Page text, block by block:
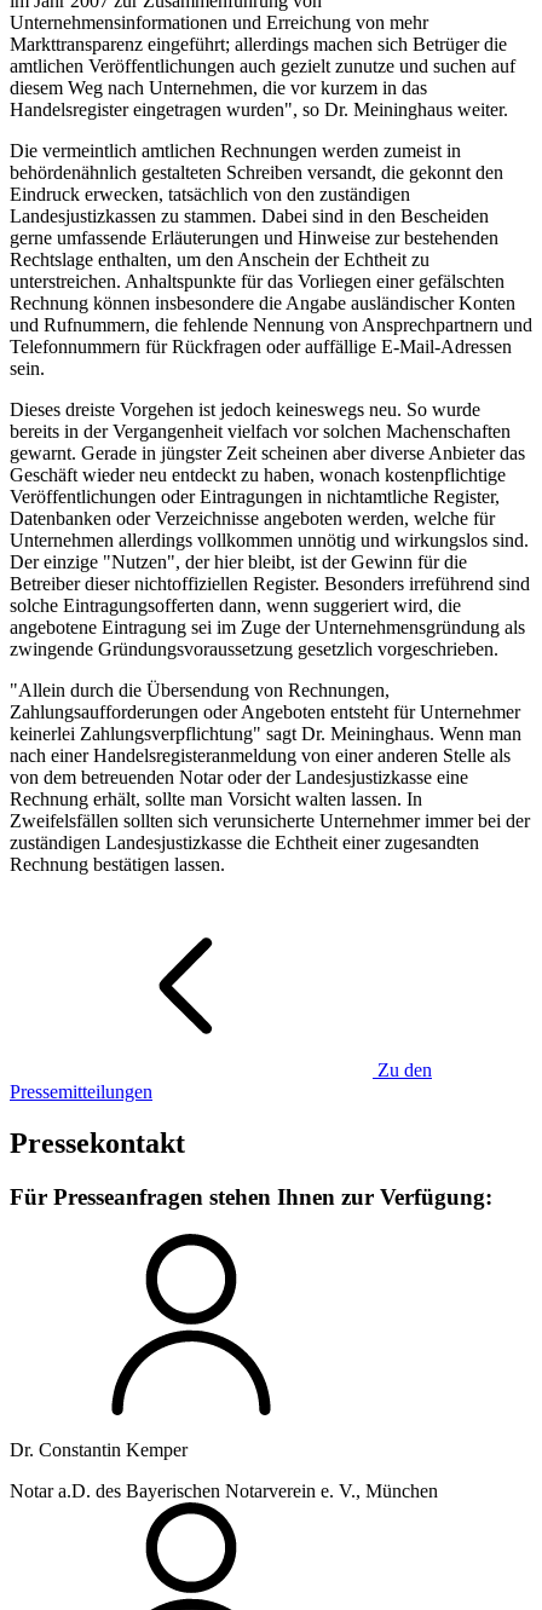
Unternehmensinformationen und Erreichung von mehr
Markttransparenz eingeführt; allerdings machen sich Betrüger die
amtlichen Veröffentlichungen auch gezielt zunutze und suchen auf
diesem Weg nach Unternehmen, die vor kurzem in das
Handelsregister eingetragen wurden", so Dr. Meininghaus weiter.
Die vermeintlich amtlichen Rechnungen werden zumeist in
behördenähnlich gestalteten Schreiben versandt, die gekonnt den
Eindruck erwecken, tatsächlich von den zuständigen
Landesjustizkassen zu stammen. Dabei sind in den Bescheiden
gerne umfassende Erläuterungen und Hinweise zur bestehenden
Rechtslage enthalten, um den Anschein der Echtheit zu
unterstreichen. Anhaltspunkte für das Vorliegen einer gefälschten
Rechnung können insbesondere die Angabe ausländischer Konten
und Rufnummern, die fehlende Nennung von Ansprechpartnern und
Telefonnummern für Rückfragen oder auffällige E-Mail-Adressen
sein.
Dieses dreiste Vorgehen ist jedoch keineswegs neu. So wurde
bereits in der Vergangenheit vielfach vor solchen Machenschaften
gewarnt. Gerade in jüngster Zeit scheinen aber diverse Anbieter das
Geschäft wieder neu entdeckt zu haben, wonach kostenpflichtige
Veröffentlichungen oder Eintragungen in nichtamtliche Register,
Datenbanken oder Verzeichnisse angeboten werden, welche für
Unternehmen allerdings vollkommen unnötig und wirkungslos sind.
Der einzige "Nutzen", der hier bleibt, ist der Gewinn für die
Betreiber dieser nichtoffiziellen Register. Besonders irreführend sind
solche Eintragungsofferten dann, wenn suggeriert wird, die
angebotene Eintragung sei im Zuge der Unternehmensgründung als
zwingende Gründungsvoraussetzung gesetzlich vorgeschrieben.
"Allein durch die Übersendung von Rechnungen,
Zahlungsaufforderungen oder Angeboten entsteht für Unternehmer
keinerlei Zahlungsverpflichtung" sagt Dr. Meininghaus. Wenn man
nach einer Handelsregisteranmeldung von einer anderen Stelle als
von dem betreuenden Notar oder der Landesjustizkasse eine
Rechnung erhält, sollte man Vorsicht walten lassen. In
Zweifelsfällen sollten sich verunsicherte Unternehmer immer bei der
zuständigen Landesjustizkasse die Echtheit einer zugesandten
Rechnung bestätigen lassen.
Zu den
Pressemitteilungen
Pressekontakt
Für Presseanfragen stehen Ihnen zur Verfügung:
Dr. Constantin Kemper
Notar a.D. des Bayerischen Notarverein e. V., München